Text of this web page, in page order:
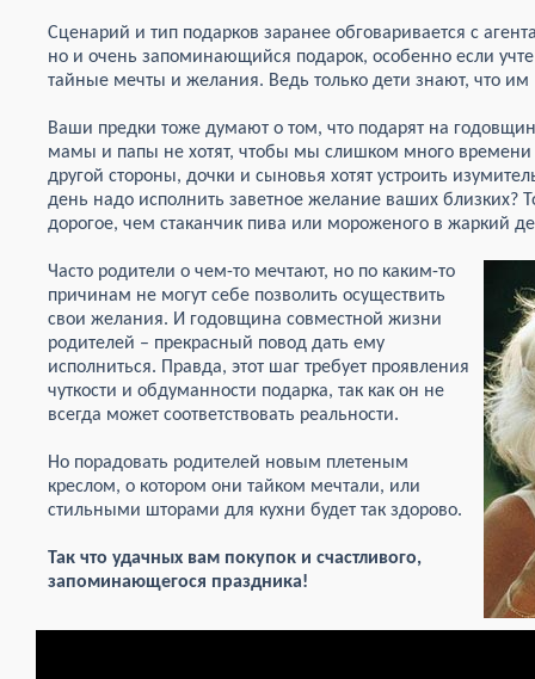
Сценарий и тип подарков заранее обговаривается с
но и очень запоминающийся подарок, особенно если
тайные мечты и желания. Ведь только дети знают, что
Ваши предки тоже думают о том, что подарят на
мамы и папы не хотят, чтобы мы слишком много времени
другой стороны, дочки и сыновья хотят устроить
день надо исполнить заветное желание ваших близких?
дорогое, чем стаканчик пива или мороженого в жаркий
Часто родители о чем-то мечтают, но по каким-то
причинам не могут себе позволить осуществить
свои желания. И годовщина совместной жизни
родителей – прекрасный повод дать ему
исполниться. Правда, этот шаг требует проявления
чуткости и обдуманности подарка, так как он не
всегда может соответствовать реальности.
Но порадовать родителей новым плетеным
креслом, о котором они тайком мечтали, или
стильными шторами для кухни будет так здорово.
Так что удачных вам покупок и счастливого,
запоминающегося праздника!